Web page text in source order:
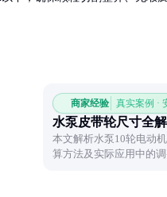
商家经验 真实案例 ·
水泵皮带轮尺寸全
本文解析水泵10轮电动
算方法及实际应用中的